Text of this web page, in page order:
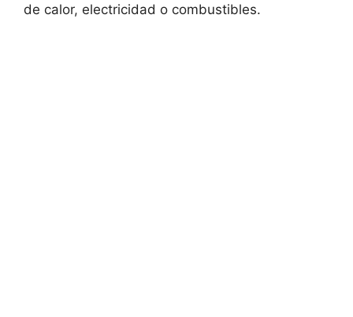
de calor, electricidad o combustibles.